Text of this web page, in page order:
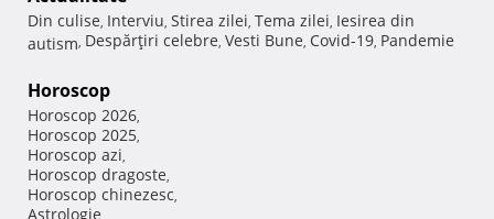
Din culise, Interviu, Stirea zilei, Tema zilei, Iesirea din
autism, Despărţiri celebre, Vesti Bune, Covid-19, Pandemie
Horoscop
Horoscop 2026,
Horoscop 2025,
Horoscop azi,
Horoscop dragoste,
Horoscop chinezesc,
Astrologie